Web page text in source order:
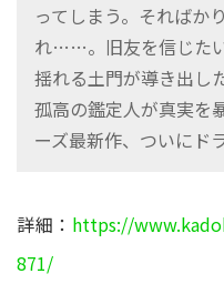
ってしまう。そればか
れ……。旧友を信じた
揺れる土門が導き出し
孤高の鑑定人が真実を
ーズ最新作、ついにド
詳細： https://
871/